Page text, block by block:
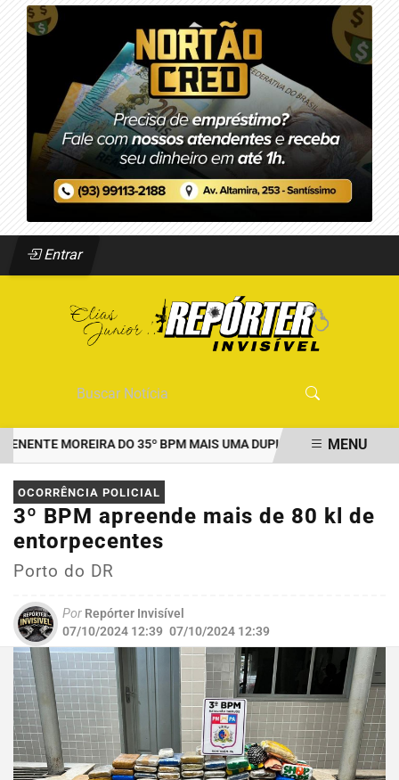
Entrar
MOREIRA DO 35º BPM MAIS UMA DUPLA PRESA POR TRÁFICO
EM ALTA
MENU
OCORRÊNCIA POLICIAL
3º BPM apreende mais de 80 kl de
entorpecentes
Porto do DR
Por Repórter Invisível
07/10/2024 12:39 07/10/2024 12:39